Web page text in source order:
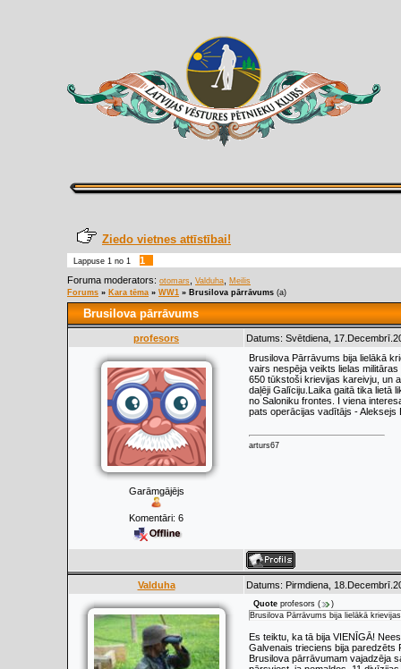
Ziedo vietnes attīstībai!
Lappuse 1 no 1
1
Foruma moderators: otomars Valduha
Meilis
Forums » Kara tēma » WW1 » Brusilova pārrāvums (a)
Brusilova pārrāvums
profesors Datums: Svētdiena,
Garāmgājējs
Komentāri: 6
Brusilova Pārrāvums bija lielākā
vairs nespēja veikts lielas
650 tūkstoši krievijas kareivju, un
daļēji Galīciju.Laika gaitā tika lietā
no Saloniku frontes. I viena
pats operācijas vadītājs - Aleksejs
arturs67
Valduha Datums: Pirmdiena,
Quote profesors (
)
Brusilova Pārrāvums bija lielākā
Es teiktu, ka tā bija VIENĪGĀ!
Galvenais trieciens bija paredzēts
Brusilova pārrāvumam vajadzēja